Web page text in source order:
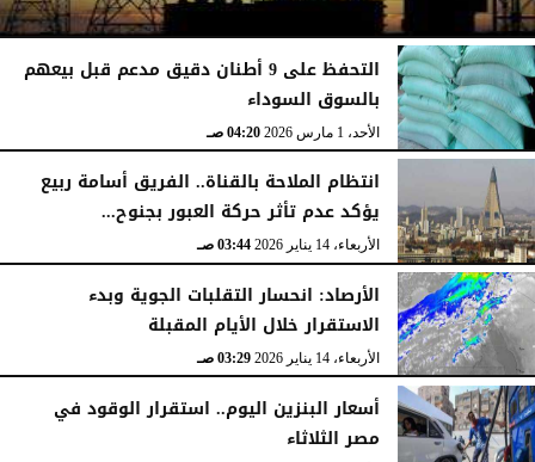
الأحد، 1 مارس 2026 04:24 صـ
التحفظ على 9 أطنان دقيق مدعم قبل بيعهم
بالسوق السوداء
الأحد، 1 مارس 2026 04:20 صـ
انتظام الملاحة بالقناة.. الفريق أسامة ربيع
يؤكد عدم تأثر حركة العبور بجنوح...
الأربعاء، 14 يناير 2026 03:44 صـ
الأرصاد: انحسار التقلبات الجوية وبدء
الاستقرار خلال الأيام المقبلة
الأربعاء، 14 يناير 2026 03:29 صـ
أسعار البنزين اليوم.. استقرار الوقود في
مصر الثلاثاء